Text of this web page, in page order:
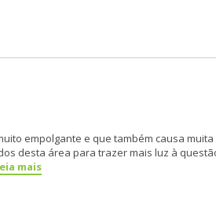
empolgante e que também causa
desta área para trazer mais luz à
mais